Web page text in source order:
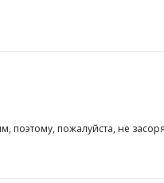
поэтому, пожалуйста, не